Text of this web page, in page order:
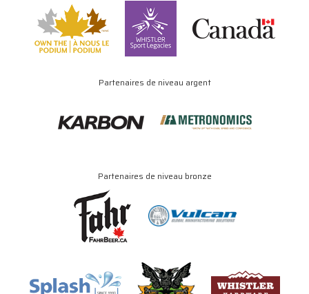
Partenaires de niveau argent
Partenaires de niveau bronze